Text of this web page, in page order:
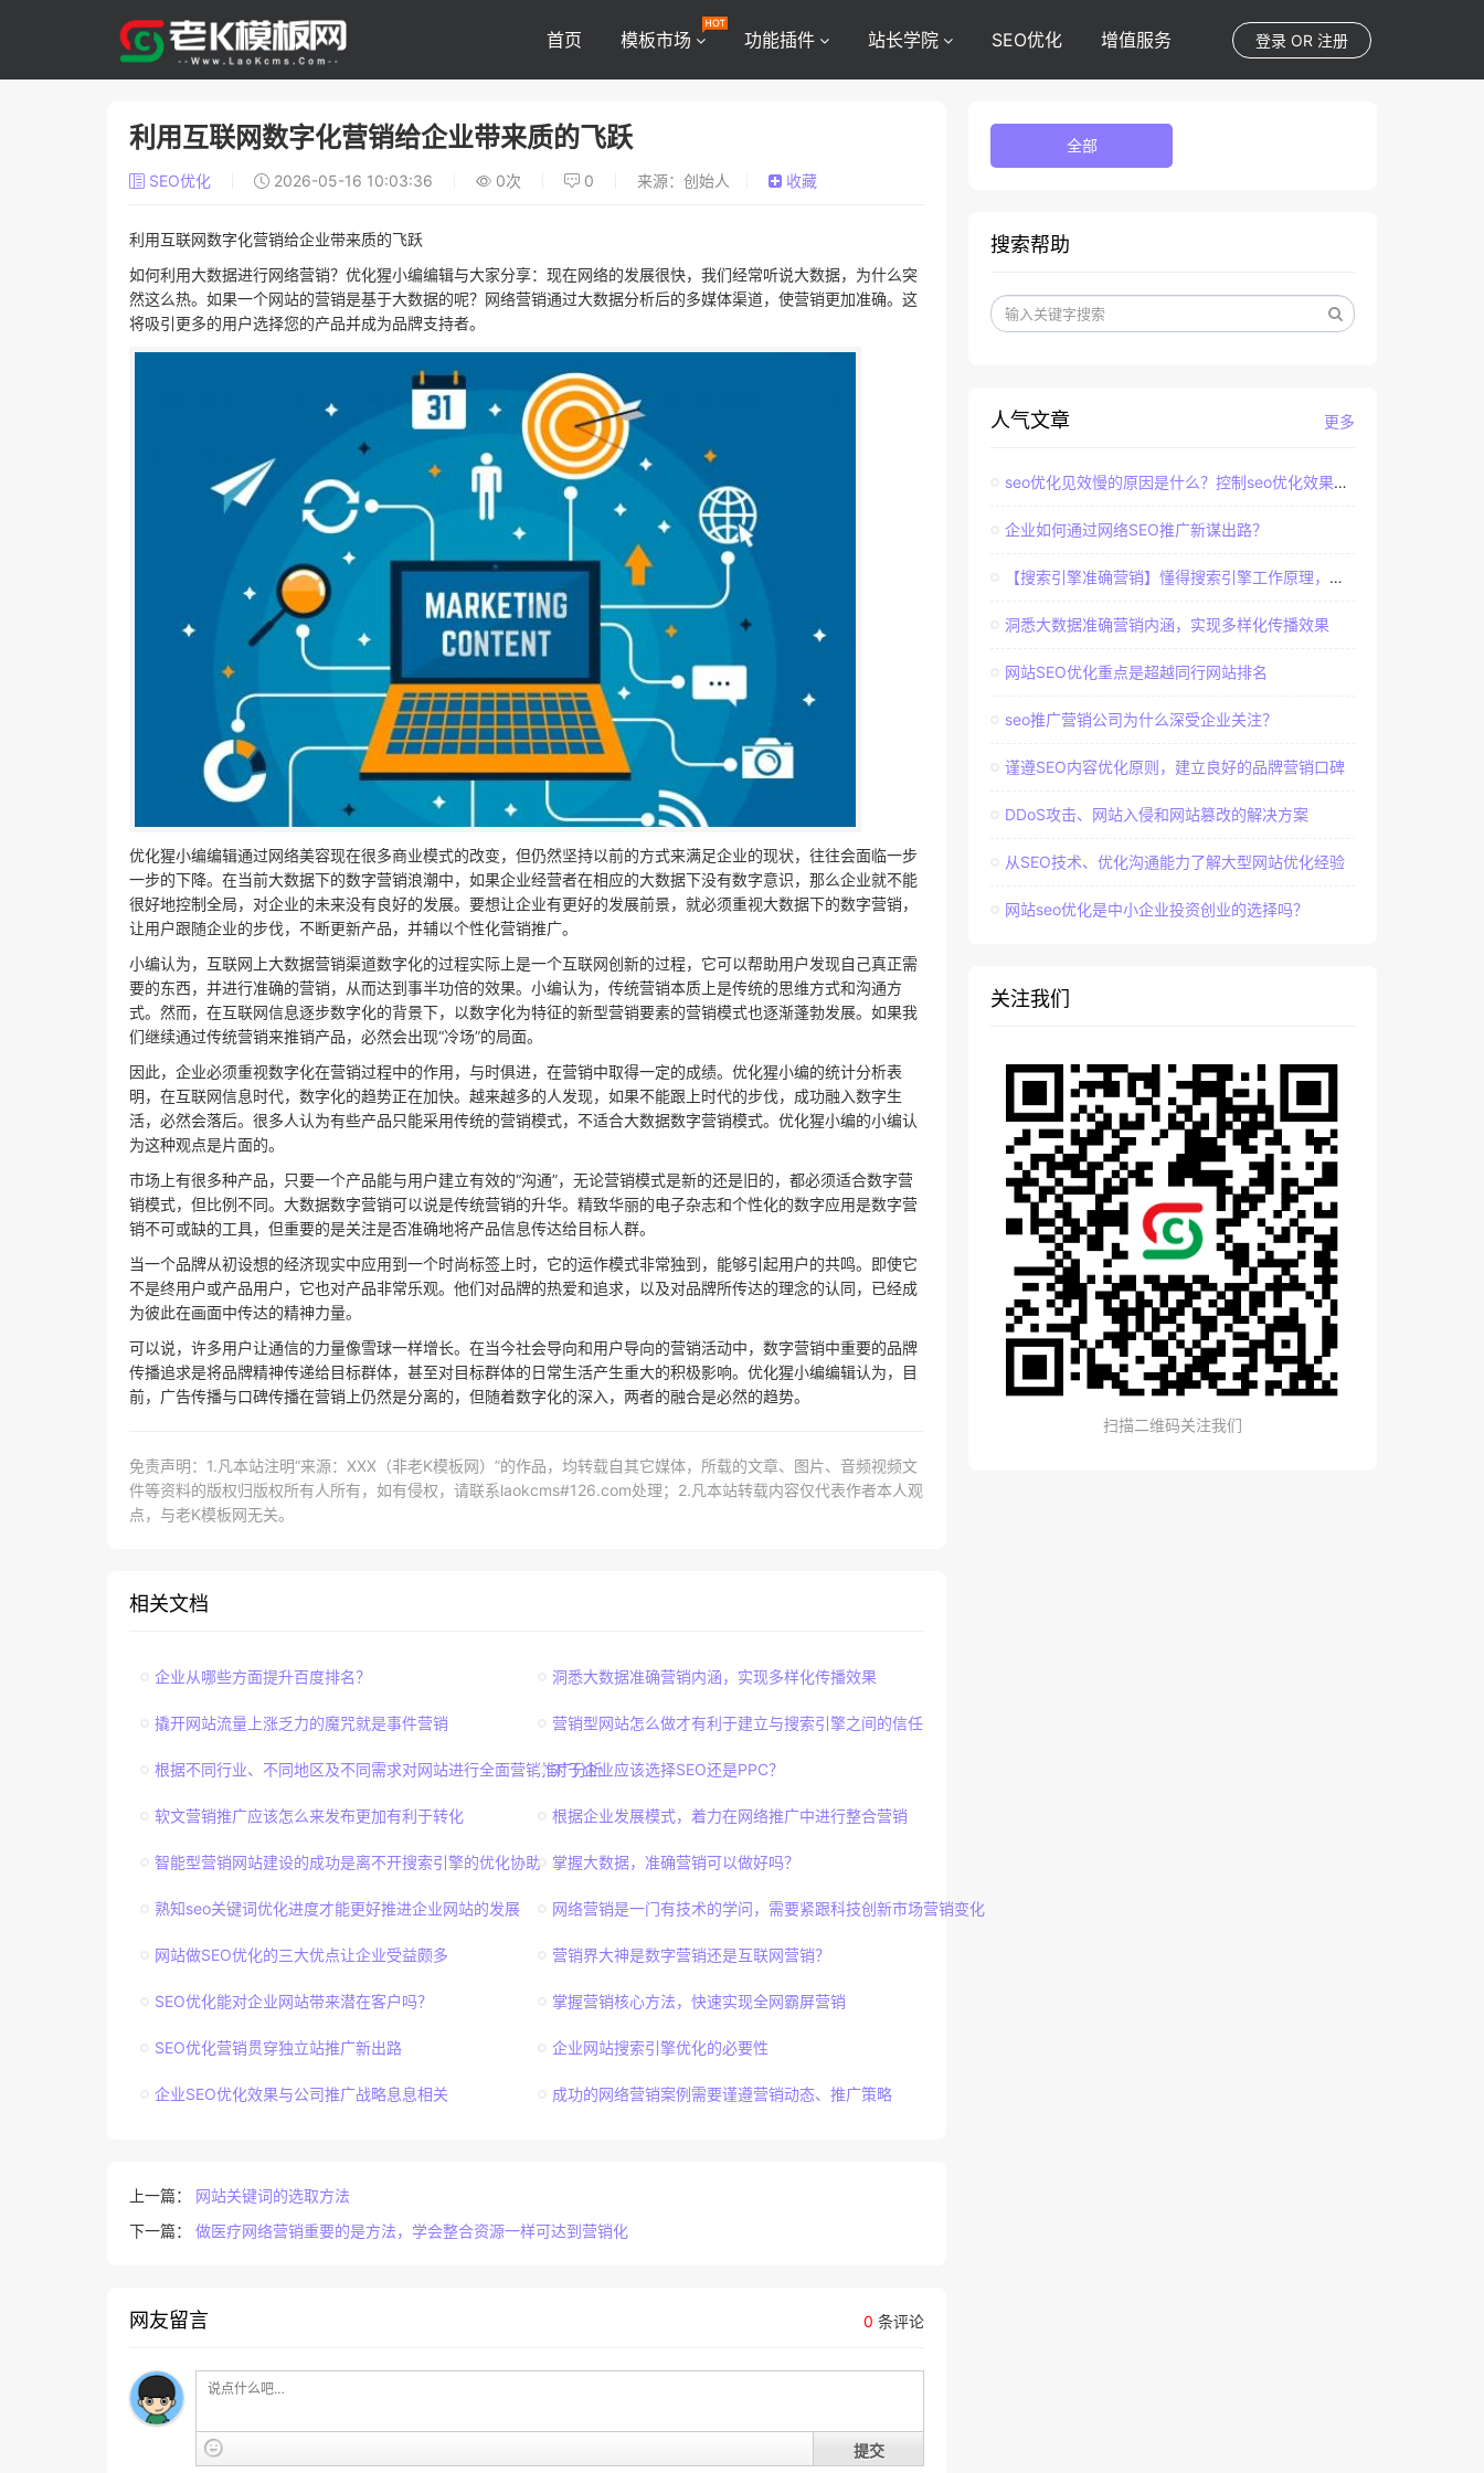
登录 OR 注册
首页 模板市场 功能插件 站长学院 SEO优化 增值服务
利用互联网数字化营销给企业带来质的飞跃
SEO优化 2026-05-16 10:03:36 0次 0 来源：创始人 收藏
利用互联网数字化营销给企业带来质的飞跃
如何利用大数据进行网络营销？优化猩小编编辑与大家分享：现在网络的发展很快，我们经常听说大数据，为什么突
然这么热。如果一个网站的营销是基于大数据的呢？网络营销通过大数据分析后的多媒体渠道，使营销更加准确。这
将吸引更多的用户选择您的产品并成为品牌支持者。
优化猩小编编辑通过网络美容现在很多商业模式的改变，但仍然坚持以前的方式来满足企业的现状，往往会面临一步
一步的下降。在当前大数据下的数字营销浪潮中，如果企业经营者在相应的大数据下没有数字意识，那么企业就不能
很好地控制全局，对企业的未来没有良好的发展。要想让企业有更好的发展前景，就必须重视大数据下的数字营销，
让用户跟随企业的步伐，不断更新产品，并辅以个性化营销推广。
小编认为，互联网上大数据营销渠道数字化的过程实际上是一个互联网创新的过程，它可以帮助用户发现自己真正需
要的东西，并进行准确的营销，从而达到事半功倍的效果。小编认为，传统营销本质上是传统的思维方式和沟通方
式。然而，在互联网信息逐步数字化的背景下，以数字化为特征的新型营销要素的营销模式也逐渐蓬勃发展。如果我
们继续通过传统营销来推销产品，必然会出现“冷场”的局面。
因此，企业必须重视数字化在营销过程中的作用，与时俱进，在营销中取得一定的成绩。优化猩小编的统计分析表
明，在互联网信息时代，数字化的趋势正在加快。越来越多的人发现，如果不能跟上时代的步伐，成功融入数字生
活，必然会落后。很多人认为有些产品只能采用传统的营销模式，不适合大数据数字营销模式。优化猩小编的小编认
为这种观点是片面的。
市场上有很多种产品，只要一个产品能与用户建立有效的“沟通”，无论营销模式是新的还是旧的，都必须适合数字营
销模式，但比例不同。大数据数字营销可以说是传统营销的升华。精致华丽的电子杂志和个性化的数字应用是数字营
销不可或缺的工具，但重要的是关注是否准确地将产品信息传达给目标人群。
当一个品牌从初设想的经济现实中应用到一个时尚标签上时，它的运作模式非常独到，能够引起用户的共鸣。即使它
不是终用户或产品用户，它也对产品非常乐观。他们对品牌的热爱和追求，以及对品牌所传达的理念的认同，已经成
为彼此在画面中传达的精神力量。
可以说，许多用户让通信的力量像雪球一样增长。在当今社会导向和用户导向的营销活动中，数字营销中重要的品牌
传播追求是将品牌精神传递给目标群体，甚至对目标群体的日常生活产生重大的积极影响。优化猩小编编辑认为，目
前，广告传播与口碑传播在营销上仍然是分离的，但随着数字化的深入，两者的融合是必然的趋势。
免责声明：1.凡本站注明“来源：XXX（非老K模板网）”的作品，均转载自其它媒体，所载的文章、图片、音频视频文
件等资料的版权归版权所有人所有，如有侵权，请联系laokcms#126.com处理；2.凡本站转载内容仅代表作者本人观
点，与老K模板网无关。
相关文档
企业从哪些方面提升百度排名？ 洞悉大数据准确营销内涵，实现多样化传播效果
撬开网站流量上涨乏力的魔咒就是事件营销 营销型网站怎么做才有利于建立与搜索引擎之间的信任
根据不同行业、不同地区及不同需求对网站进行全面营销推广分析对于企业应该选择SEO还是PPC？
软文营销推广应该怎么来发布更加有利于转化 根据企业发展模式，着力在网络推广中进行整合营销
智能型营销网站建设的成功是离不开搜索引擎的优化协助 掌握大数据，准确营销可以做好吗？
熟知seo关键词优化进度才能更好推进企业网站的发展 网络营销是一门有技术的学问，需要紧跟科技创新市场营销变化
网站做SEO优化的三大优点让企业受益颇多 营销界大神是数字营销还是互联网营销？
SEO优化能对企业网站带来潜在客户吗？ 掌握营销核心方法，快速实现全网霸屏营销
SEO优化营销贯穿独立站推广新出路 企业网站搜索引擎优化的必要性
企业SEO优化效果与公司推广战略息息相关 成功的网络营销案例需要谨遵营销动态、推广策略
上一篇： 网站关键词的选取方法
下一篇： 做医疗网络营销重要的是方法，学会整合资源一样可达到营销化
0 条评论
网友留言
提交
全部
搜索帮助
更多
人气文章
seo优化见效慢的原因是什么？控制seo优化效果的直接因素
企业如何通过网络SEO推广新谋出路？
【搜索引擎准确营销】懂得搜索引擎工作原理，建立准确客户群体
洞悉大数据准确营销内涵，实现多样化传播效果
网站SEO优化重点是超越同行网站排名
seo推广营销公司为什么深受企业关注？
谨遵SEO内容优化原则，建立良好的品牌营销口碑
DDoS攻击、网站入侵和网站篡改的解决方案
从SEO技术、优化沟通能力了解大型网站优化经验
网站seo优化是中小企业投资创业的选择吗？
关注我们
扫描二维码关注我们